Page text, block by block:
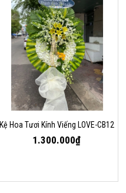
Kệ Hoa Tươi Kính Viếng LOVE-CB12
1.300.000₫